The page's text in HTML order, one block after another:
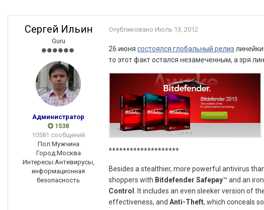
Сергей Ильин
Guru
Администратор
1538
10581 сообщений
Пол:Мужчина
Город:Москва
Интересы:Антивирусы,
информационная
безопасность
Опубликовано Июль 13, 2012
26 июня состоялся глобальный релиз
то этот факт остался незамеченным, а зря
********************
Besides a stealthier, more powerful antivirus
shoppers with Bitdefender Safepay™ and an
Control
. It includes an even sleeker version of
effectiveness, and Anti-Theft, which conceals